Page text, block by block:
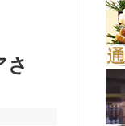
さ